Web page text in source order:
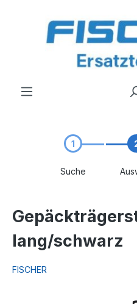
1
Suche
lang/schwarz
FISCHER